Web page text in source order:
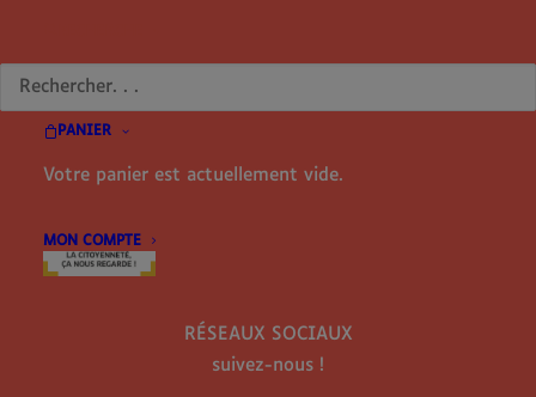
PANIER
Votre panier est actuellement vide.
MON COMPTE
Membre de la Fédération des Aveugles de France
RÉSEAUX SOCIAUX
suivez-nous !